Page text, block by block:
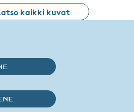
kaikki kuvat